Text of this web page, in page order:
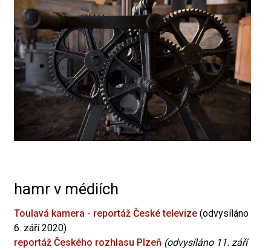
hamr v médiích
Toulavá kamera - reportáž České televize (odvysíláno
6. září 2020)
reportáž Českého rozhlasu Plzeň (odvysíláno 11. září